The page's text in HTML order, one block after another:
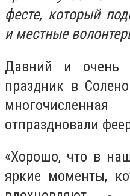
фесте, который
и местные
Давний и очень
праздник в
отпраздновали
«Хорошо, что в
яркие моменты,